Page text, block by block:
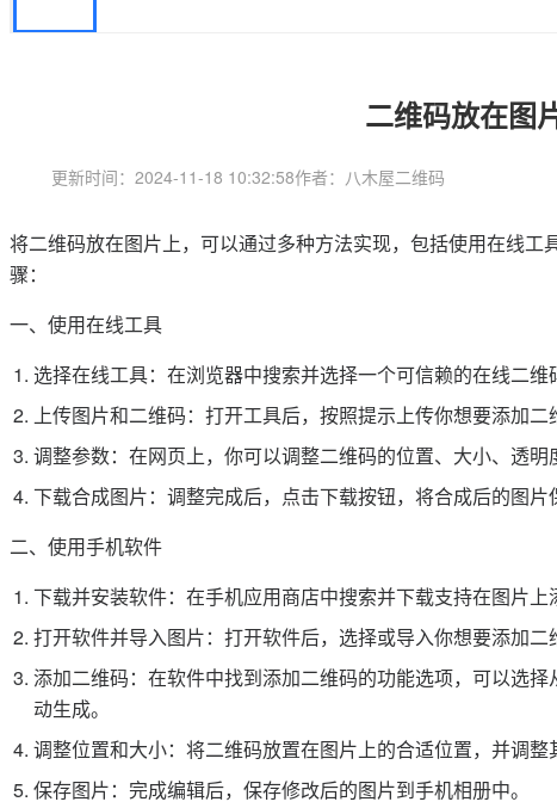
二维码放在图
更新时间：2024-11-18 10:32:58作者：八木屋二维码
将二维码放在图片上，可以通过多种方法实现，包括使用在线
骤：
一、使用在线工具
选择在线工具：在浏览器中搜索并选择一个可信赖的在线二维
上传图片和二维码：打开工具后，按照提示上传你想要添加二
调整参数：在网页上，你可以调整二维码的位置、大小、透明
下载合成图片：调整完成后，点击下载按钮，将合成后的图片
二、使用手机软件
下载并安装软件：在手机应用商店中搜索并下载支持在图片上
打开软件并导入图片：打开软件后，选择或导入你想要添加二
添加二维码：在软件中找到添加二维码的功能选项，可以选
动生成。
调整位置和大小：将二维码放置在图片上的合适位置，并调整
保存图片：完成编辑后，保存修改后的图片到手机相册中。